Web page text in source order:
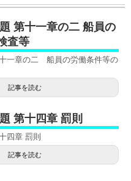
第十一章の二 船員の
査等
一章の二 船員の労働条件等の
記事を読む
第十四章 罰則
四章 罰則
記事を読む